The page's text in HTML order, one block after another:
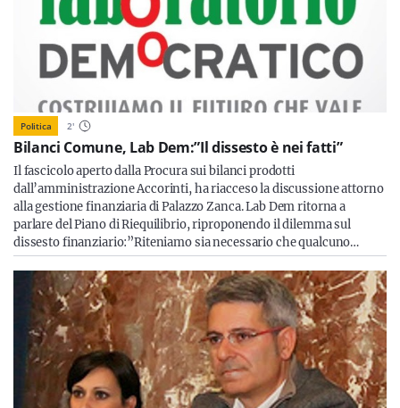
Politica 2'
Bilanci Comune, Lab Dem:”Il dissesto è nei fatti”
Il fascicolo aperto dalla Procura sui bilanci prodotti
dall’amministrazione Accorinti, ha riacceso la discussione attorno
alla gestione finanziaria di Palazzo Zanca. Lab Dem ritorna a
parlare del Piano di Riequilibrio, riproponendo il dilemma sul
dissesto finanziario:”Riteniamo sia necessario che qualcuno…